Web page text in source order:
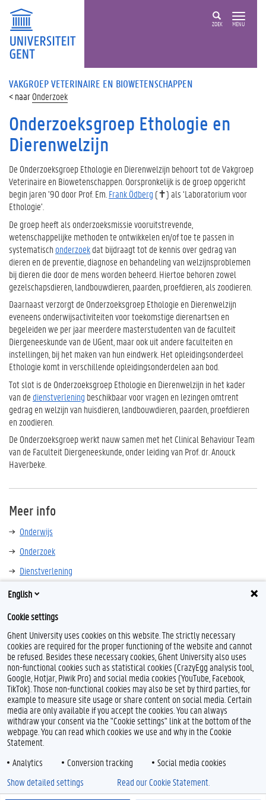
ZOEK MENU
VAKGROEP VETERINAIRE EN BIOWETENSCHAPPEN
Onderzoek
Onderzoeksgroep Ethologie en
Dierenwelzijn
De Onderzoeksgroep Ethologie en Dierenwelzijn behoort tot de Vakgroep
Veterinaire en Biowetenschappen. Oorspronkelijk is de groep opgericht
begin jaren ’90 door Prof. Em. Frank Ödberg (✝) als ‘Laboratorium voor
Ethologie’.
De groep heeft als onderzoeksmissie vooruitstrevende,
wetenschappelijke methoden te ontwikkelen en/of toe te passen in
systematisch onderzoekdat bijdraagt tot de kennis over gedrag van
dieren en de preventie, diagnose en behandeling van welzijnsproblemen
bij dieren die door de mens worden beheerd. Hiertoe behoren zowel
gezelschapsdieren, landbouwdieren, paarden, proefdieren, als zoodieren.
Daarnaast verzorgt de Onderzoeksgroep Ethologie en Dierenwelzijn
eveneens onderwijsactiviteiten voor toekomstige dierenartsen en
begeleiden we per jaar meerdere masterstudenten van de faculteit
Diergeneeskunde van de UGent, maar ook uit andere faculteiten en
instellingen, bij het maken van hun eindwerk. Het opleidingsonderdeel
Ethologie komt in verschillende opleidingsonderdelen aan bod.
Tot slot is de Onderzoeksgroep Ethologie en Dierenwelzijn in het kader
van de dienstverlening beschikbaar voor vragen en lezingen omtrent
gedrag en welzijn van huisdieren, landbouwdieren, paarden, proefdieren
en zoodieren.
De Onderzoeksgroep werkt nauw samen met het Clinical Behaviour Team
van de Faculteit Diergeneeskunde, onder leiding van Prof. dr. Anouck
Haverbeke.
Meer info
Onderwijs
Onderzoek
Dienstverlening
Medewerkers
Feedback
Privacy
Disclaimer
Toegankelijkheid
© 2026 Universiteit Gent
English
Cookie settings
Ghent University uses cookies on this website. The strictly necessary
cookies are required for the proper functioning of the website and cannot
be refused. Besides these necessary cookies, Ghent University also uses
non-functional cookies such as statistical cookies (CrazyEgg analysis tool,
Google, Hotjar, Piwik Pro) and social media cookies (YouTube, Facebook,
TikTok). Those non-functional cookies may also be set by third parties, for
example to measure site usage or share content on social media. Certain
media are only available if you accept the cookies. You can always
withdraw your consent via the "Cookie settings" link at the bottom of the
webpage. You can read which cookies we use and why in the Cookie
Statement.
Analytics
Conversion tracking
Social media cookies
Show detailed settings
Read our Cookie Statement.